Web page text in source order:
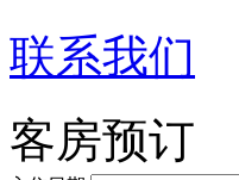
联系我们
客房预订